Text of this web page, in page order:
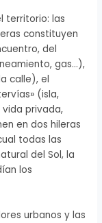
territorio: las
constituyen
del
gas…),
calle), el
(isla,
privada,
en dos hileras
todas las
del Sol, la
los
urbanos y las